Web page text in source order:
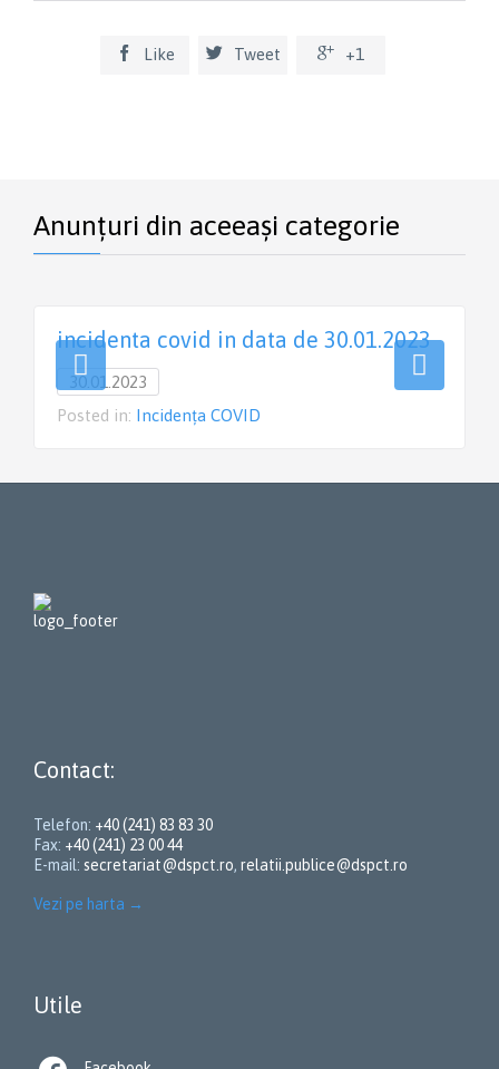
 Like  Tweet  +1
Anunțuri din aceeași categorie
incidenta covid in data de 30.01.2023
30.01.2023
Posted in: Incidența COVID
Contact:
Telefon: +40 (241) 83 83 30
Fax: +40 (241) 23 00 44
E-mail: secretariat@dspct.ro, relatii.publice@dspct.ro
Vezi pe harta →
Utile